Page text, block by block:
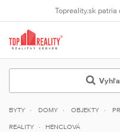
Topreality.sk patria
BYTY DOMY OBJEKTY
REALITY HENCLOVÁ